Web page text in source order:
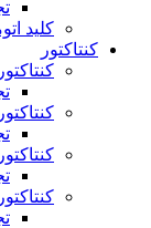
کلید
کنتاکتور